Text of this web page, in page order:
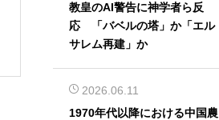
教皇のAI警告に神学者ら反
応 「バベルの塔」か「エル
サレム再建」か
2026.06.11
1970年代以降における中国農